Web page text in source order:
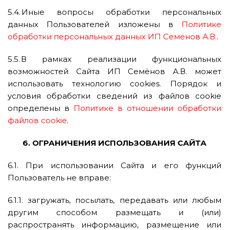
5.4. Иные вопросы обработки персональных
данных Пользователей изложены в Политике
обработки персональных данных ИП Семёнов А.В..
5.5. В рамках реализации функциональных
возможностей Сайта ИП Семёнов А.В. может
использовать технологию cookies. Порядок и
условия обработки сведений из файлов cookie
определены в Политике в отношении обработки
файлов cookie.
6. ОГРАНИЧЕНИЯ ИСПОЛЬЗОВАНИЯ САЙТА
6.1. При использовании Сайта и его функций
Пользователь не вправе:
6.1.1. загружать, посылать, передавать или любым
другим способом размещать и (или)
распространять информацию, размещение или